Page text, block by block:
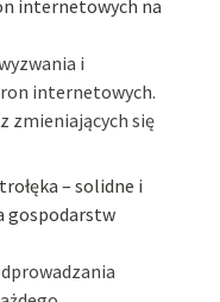
internetowych na
i
internetowych.
zmieniających się
– solidne i
gospodarstw